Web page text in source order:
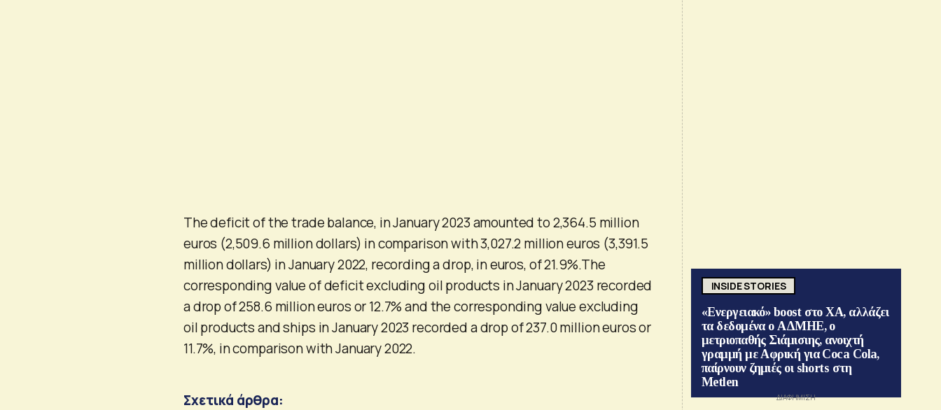
The deficit of the trade balance, in January 2023 amounted to 2,364.5 million
euros (2,509.6 million dollars) in comparison with 3,027.2 million euros (3,391.5
million dollars) in January 2022, recording a drop, in euros, of 21.9%.The
corresponding value of deficit excluding oil products in January 2023 recorded
a drop of 258.6 million euros or 12.7% and the corresponding value excluding
oil products and ships in January 2023 recorded a drop of 237.0 million euros or
11.7%, in comparison with January 2022.
Σχετικά άρθρα:
INSIDE STORIES
«Ενεργειακό» boost στο ΧΑ, αλλάζει
τα δεδομένα ο ΑΔΜΗΕ, ο
μετριοπαθής Σιάμισιης, ανοιχτή
γραμμή με Αφρική για Coca Cola,
παίρνουν ζημιές οι shorts στη
Metlen